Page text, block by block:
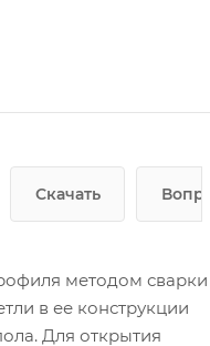
Скачать
методом
в ее конструкции
Для открытия